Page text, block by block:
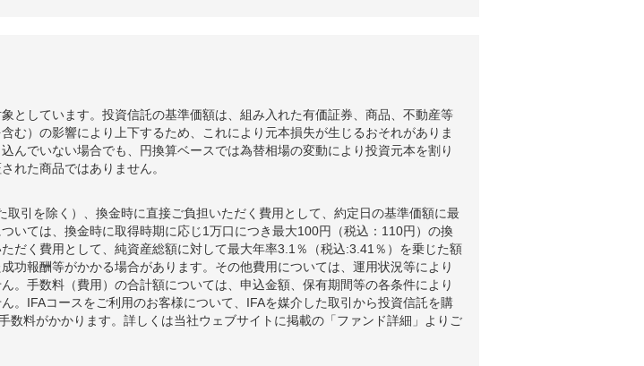
としています。投資信託の基準価額は、組み入れた有価証券、商品、不動産等
む）の影響により上下するため、これにより元本損失が生じるおそれがありま
んでいない場合でも、円換算ベースでは為替相場の変動により投資元本を割り
れた商品ではありません。
引を除く）、換金時に直接ご負担いただく費用として、約定日の基準価額に最
いては、換金時に取得時期に応じ1万口につき最大100円（税込：110円）の換
だく費用として、純資産総額に対して最大年率3.1％（税込:3.41％）を乗じた額
功報酬等がかかる場合があります。その他費用については、運用状況等により
。手数料（費用）の合計額については、申込金額、保有期間等の各条件により
。IFAコースをご利用のお客様について、IFAを媒介した取引から投資信託を購
料がかかります。詳しくは当社ウェブサイトに掲載の「ファンド詳細」よりご